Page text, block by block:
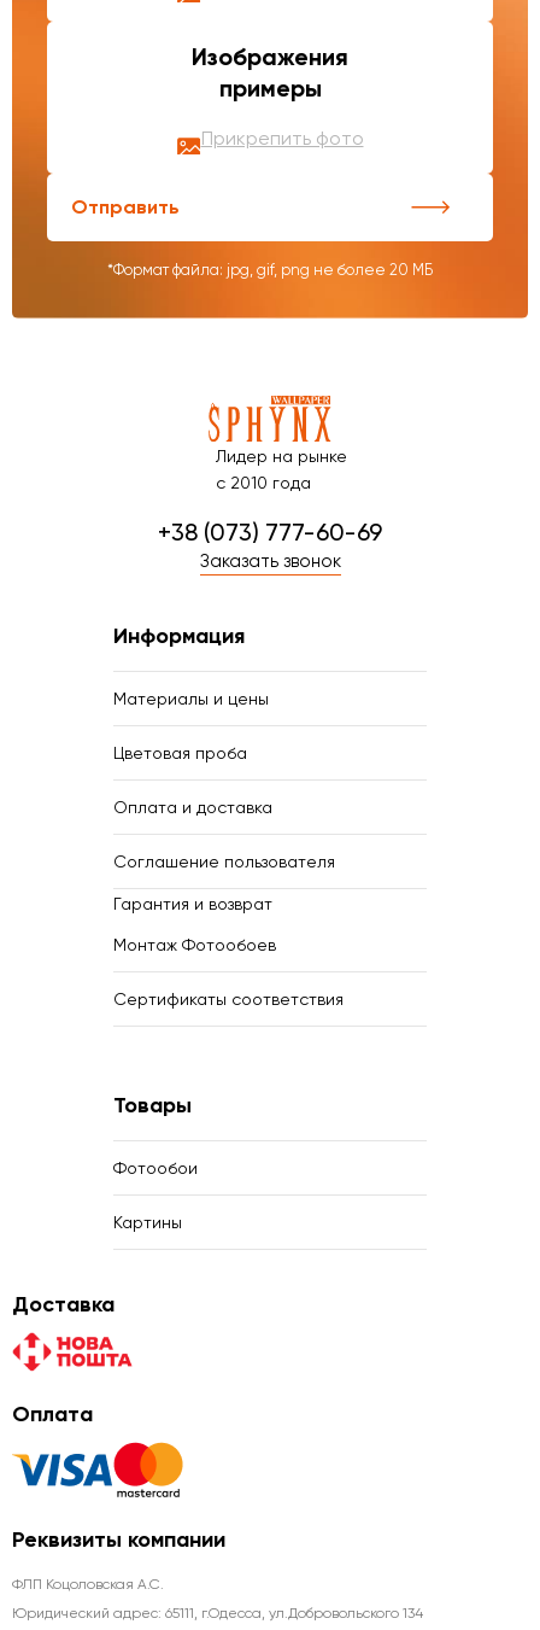
Изображения
примеры
Прикрепить фото
Отправить
*Формат файла: jpg, gif, png не более 20 МБ
Лидер на рынке
с 2010 года
+38 (073) 777-60-69
Заказать звонок
Информация
Материалы и цены
Цветовая проба
Оплата и доставка
Соглашение пользователя
Гарантия и возврат
Монтаж Фотообоев
Сертификаты соответствия
Товары
Фотообои
Картины
Доставка
Оплата
Реквизиты компании
ФЛП Коцоловская А.С.
Юридический адрес: 65111, г.Одесса, ул.Добровольского 134